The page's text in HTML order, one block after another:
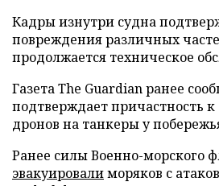
Кадры изнутри судна
повреждения различных
продолжается техническое
Газета The Guardian ранее
подтверждает причастность
дронов на танкеры у
Ранее силы Военно-морского
эвакуировалиморяков с